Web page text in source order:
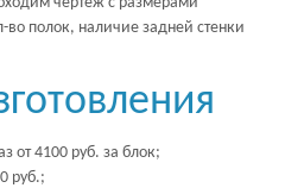
полок, наличие задней стенки
от 4100 руб. за блок;
руб.;